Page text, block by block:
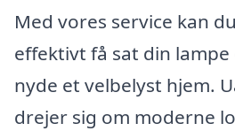
Med vores service kan
effektivt få sat din lampe
nyde et velbelyst hjem.
drejer sig om moderne